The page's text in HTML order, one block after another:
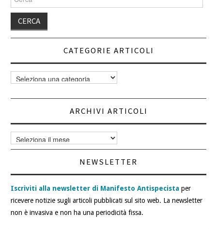
per:
CATEGORIE ARTICOLI
Categorie
articoli
ARCHIVI ARTICOLI
Archivi
articoli
NEWSLETTER
Iscriviti alla newsletter di Manifesto Antispecista per
ricevere notizie sugli articoli pubblicati sul sito web. La newsletter
non è invasiva e non ha una periodicità fissa.